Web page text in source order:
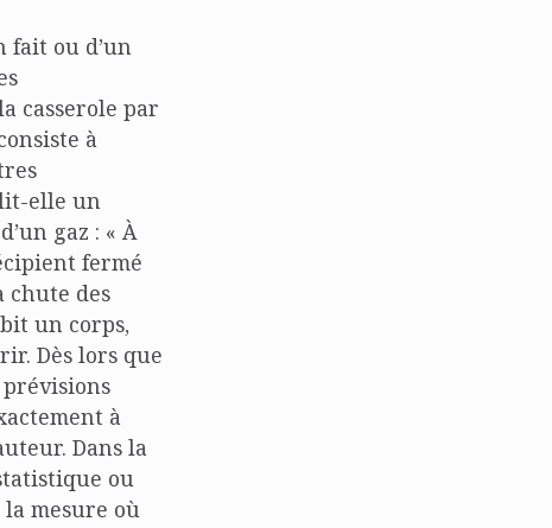
fait ou d’un
casserole par
à
elle un
gaz : « À
fermé
chute des
un corps,
Dès lors que
à
Dans la
ou
mesure où